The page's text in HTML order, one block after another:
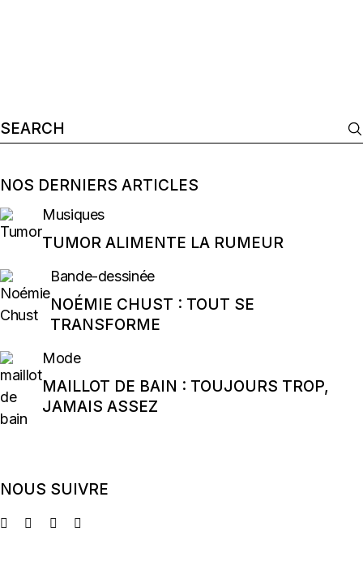
Search
for:
NOS DERNIERS ARTICLES
Musiques
TUMOR ALIMENTE LA RUMEUR
Bande-dessinée
NOÉMIE CHUST : TOUT SE
TRANSFORME
Mode
MAILLOT DE BAIN : TOUJOURS TROP,
JAMAIS ASSEZ
NOUS SUIVRE